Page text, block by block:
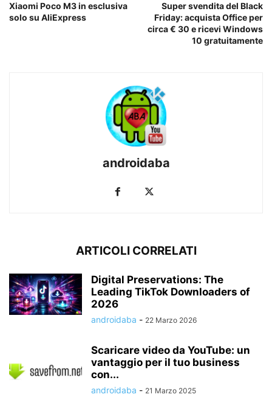
Xiaomi Poco M3 in esclusiva
solo su AliExpress
Super svendita del Black
Friday: acquista Office per
circa € 30 e ricevi Windows
10 gratuitamente
androidaba
ARTICOLI CORRELATI
Digital Preservations: The
Leading TikTok Downloaders of
2026
androidaba - 22 Marzo 2026
Scaricare video da YouTube: un
vantaggio per il tuo business
con...
androidaba - 21 Marzo 2025